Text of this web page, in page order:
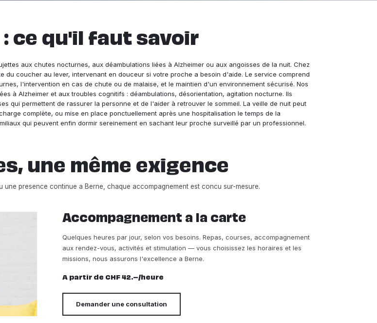
: ce qu'il faut savoir
aux chutes nocturnes, aux déambulations liées à Alzheimer ou aux angoisses de la nuit. Chez
du coucher au lever, intervenant en douceur si votre proche a besoin d'aide. Le service comprend
l'intervention en cas de chute ou de malaise, et le maintien d'un environnement sécurisé. Nos
à Alzheimer et aux troubles cognitifs : déambulations, désorientation, agitation nocturne. Ils
qui permettent de rassurer la personne et de l'aider à retrouver le sommeil. La veille de nuit peut
complète, ou mise en place ponctuellement après une hospitalisation le temps de la
qui peuvent enfin dormir sereinement en sachant leur proche surveillé par un professionnel.
une même exigence
presence continue a Berne, chaque accompagnement est concu sur-mesure.
Accompagnement a la carte
Quelques heures par jour, selon vos besoins. Repas, courses, accompagnement
aux rendez-vous, activités et stimulation — vous choisissez les horaires et les
missions, nous assurons l'excellence a Berne.
A partir de CHF 42.–/heure
Demander une consultation